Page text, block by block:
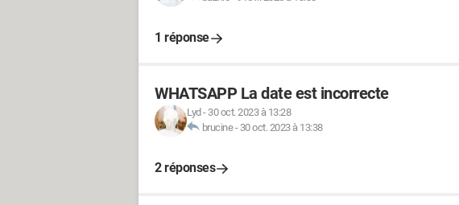
1 réponse
WHATSAPP La date est incorrecte
Lyd - 30 oct. 2023 à 13:28
brucine- 30 oct. 2023 à 13:38
2 réponses